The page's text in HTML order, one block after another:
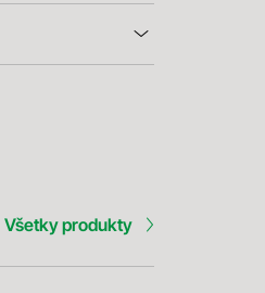
Všetky produkty